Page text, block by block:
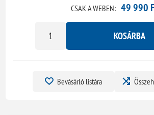
CSAK A WEBEN: 49 990
KOSÁRBA
Bevásárló listára